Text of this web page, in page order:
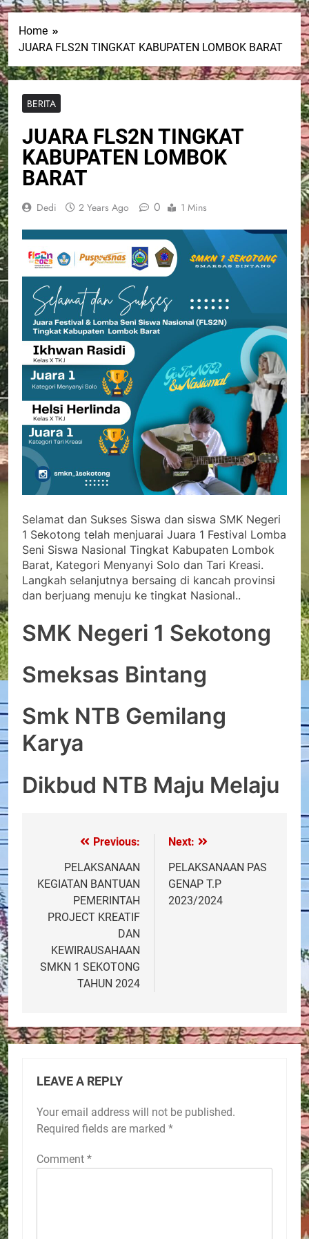
Home
JUARA FLS2N TINGKAT KABUPATEN LOMBOK BARAT
BERITA
JUARA FLS2N TINGKAT
KABUPATEN LOMBOK
BARAT
Dedi 2 Years Ago 0 1 Mins
Selamat dan Sukses Siswa dan siswa SMK Negeri
1 Sekotong telah menjuarai Juara 1 Festival Lomba
Seni Siswa Nasional Tingkat Kabupaten Lombok
Barat, Kategori Menyanyi Solo dan Tari Kreasi.
Langkah selanjutnya bersaing di kancah provinsi
dan berjuang menuju ke tingkat Nasional..
SMK Negeri 1 Sekotong
Smeksas Bintang
Smk NTB Gemilang
Karya
Dikbud NTB Maju Melaju
navigation
Previous:
PELAKSANAAN
KEGIATAN BANTUAN
PEMERINTAH
PROJECT KREATIF
DAN
KEWIRAUSAHAAN
SMKN 1 SEKOTONG
TAHUN 2024
Next:
PELAKSANAAN PAS
GENAP T.P
2023/2024
LEAVE A REPLY
Your email address will not be published.
Required fields are marked *
Comment *